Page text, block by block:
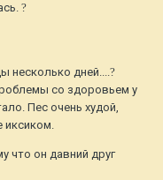
?
несколько дней....?
со здоровьем у
Пес очень худой,
иксиком.
что он давний друг